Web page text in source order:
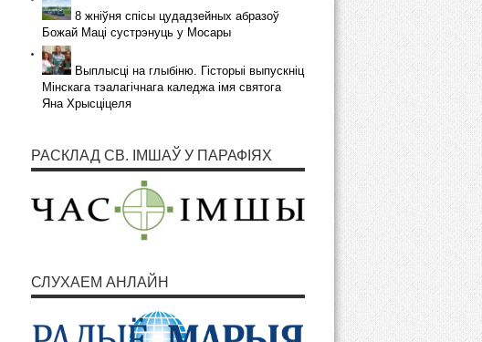
8 жніўня спісы цудадзейных абразоў
Божай Маці сустрэнуць у Мосары
Выплысці на глыбіню. Гісторыі выпускніц
Мінскага тэалагічнага каледжа імя святога
Яна Хрысціцеля
РАСКЛАД СВ. ІМШАЎ У ПАРАФІЯХ
СЛУХАЕМ АНЛАЙН